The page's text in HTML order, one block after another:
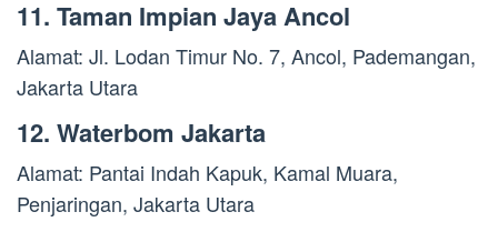
11. Taman Impian Jaya Ancol
Alamat: Jl. Lodan Timur No. 7, Ancol, Pademangan,
Jakarta Utara
12. Waterbom Jakarta
Alamat: Pantai Indah Kapuk, Kamal Muara,
Penjaringan, Jakarta Utara